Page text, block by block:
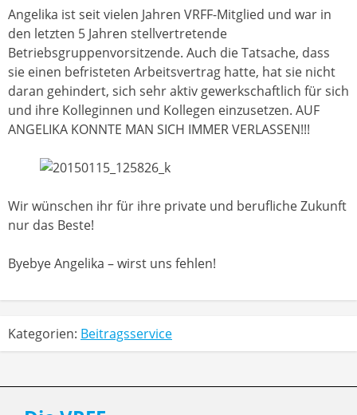
Angelika ist seit vielen Jahren VRFF-Mitglied und war in
den letzten 5 Jahren stellvertretende
Betriebsgruppenvorsitzende. Auch die Tatsache, dass
sie einen befristeten Arbeitsvertrag hatte, hat sie nicht
daran gehindert, sich sehr aktiv gewerkschaftlich für sich
und ihre Kolleginnen und Kollegen einzusetzen. AUF
ANGELIKA KONNTE MAN SICH IMMER VERLASSEN!!!
Wir wünschen ihr für ihre private und berufliche Zukunft
nur das Beste!
Byebye Angelika – wirst uns fehlen!
Kategorien: Beitragsservice